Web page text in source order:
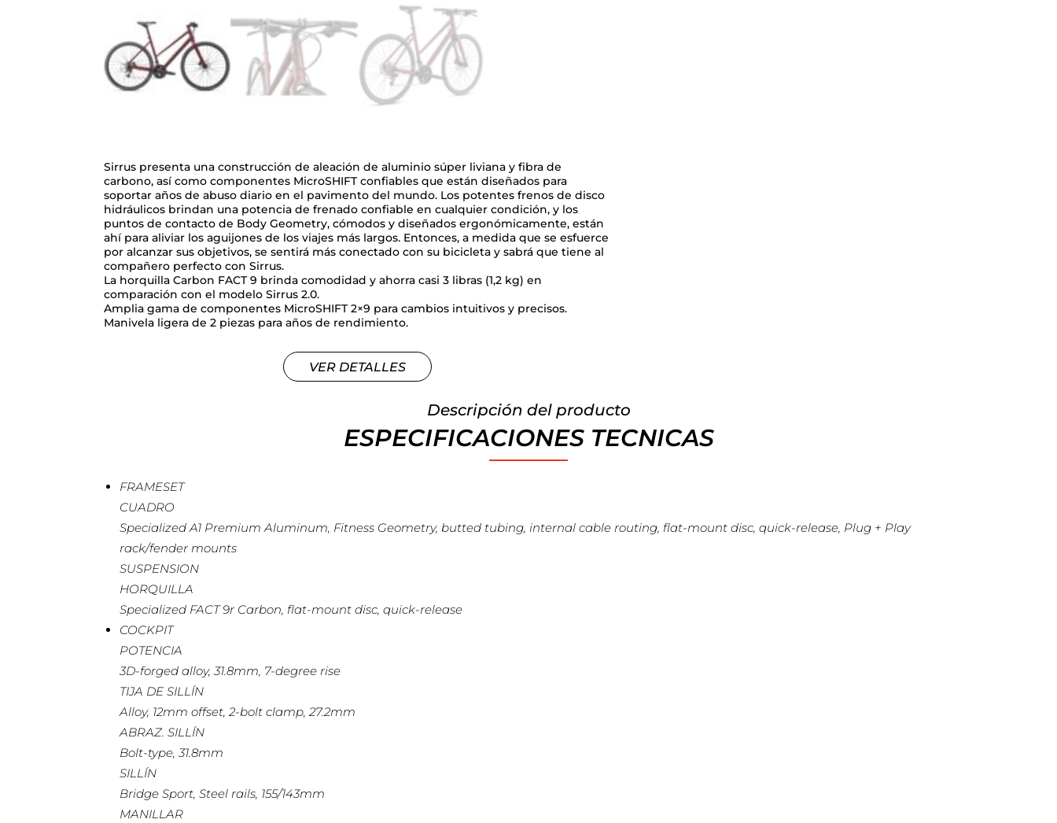
Sirrus presenta una construcción de aleación de aluminio súper liviana y fibra de
carbono, así como componentes MicroSHIFT confiables que están diseñados para
soportar años de abuso diario en el pavimento del mundo. Los potentes frenos de disco
hidráulicos brindan una potencia de frenado confiable en cualquier condición, y los
puntos de contacto de Body Geometry, cómodos y diseñados ergonómicamente, están
ahí para aliviar los aguijones de los viajes más largos. Entonces, a medida que se esfuerce
por alcanzar sus objetivos, se sentirá más conectado con su bicicleta y sabrá que tiene al
compañero perfecto con Sirrus.
La horquilla Carbon FACT 9 brinda comodidad y ahorra casi 3 libras (1,2 kg) en
comparación con el modelo Sirrus 2.0.
Amplia gama de componentes MicroSHIFT 2×9 para cambios intuitivos y precisos.
Manivela ligera de 2 piezas para años de rendimiento.
VER DETALLES
Descripción del producto
ESPECIFICACIONES TECNICAS
FRAMESET
CUADRO
Specialized A1 Premium Aluminum, Fitness Geometry, butted tubing, internal cable routing, flat-mount disc, quick-release, Plug + Play
rack/fender mounts
SUSPENSION
HORQUILLA
Specialized FACT 9r Carbon, flat-mount disc, quick-release
COCKPIT
POTENCIA
3D-forged alloy, 31.8mm, 7-degree rise
TIJA DE SILLÍN
Alloy, 12mm offset, 2-bolt clamp, 27.2mm
ABRAZ. SILLÍN
Bolt-type, 31.8mm
SILLÍN
Bridge Sport, Steel rails, 155/143mm
MANILLAR